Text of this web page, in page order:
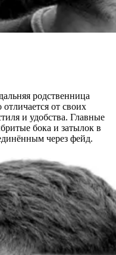
родственница
от своих
и удобства. Главные
бока и затылок в
через фейд.